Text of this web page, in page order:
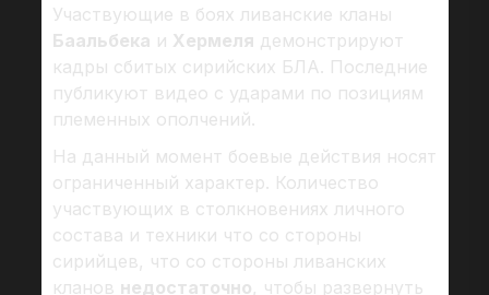
Участвующие в боях ливанские кланы
Баальбека и Хермеля демонстрируют
кадры сбитых сирийских БЛА. Последние
публикуют видео с ударами по позициям
племенных ополчений.
На данный момент боевые действия носят
ограниченный характер. Количество
участвующих в столкновениях личного
состава и техники что со стороны
сирийцев, что со стороны ливанских
кланов недостаточно, чтобы развернуть